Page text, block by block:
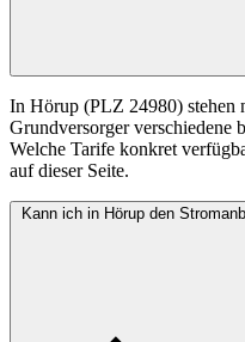
In Hörup (PLZ 24980) stehen
Grundversorger verschiedene
Welche Tarife konkret
auf dieser Seite.
Kann ich in Hörup den